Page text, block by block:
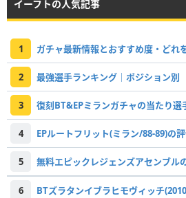
イーフトの人気記事
1 ガチャ最新情報とおすすめ度・どれ
2 最強選手ランキング｜ポジション別
3 復刻BT&EPミランガチャの当たり選
4
5
6